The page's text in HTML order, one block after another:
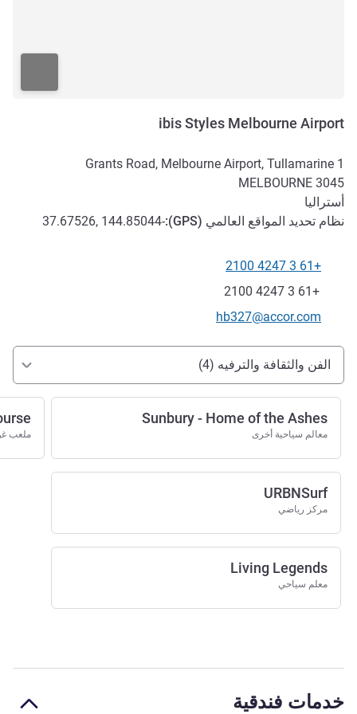
ibis Styles Melbourne Airport
1 Grants Road, Melbourne Airport, Tullamarine
3045
MELBOURNE
أستراليا
نظام تحديد المواقع العالمي (GPS
):
-37.67526, 144.85044
الهاتف
+61 3 4247 2100
فاكس
+61 3 4247 2100
تواصل معنا عبر البريد الإلكتروني
hb327@accor.com
الوصول والتنقل
الفن والثقافة والترفيه (4)
Sunbury - Home of the Ashes
معالم سياحية أخرى
URBNSurf
مركز رياضي
Living Legends
معلم سياحي
ملعب
خدمات فندقية